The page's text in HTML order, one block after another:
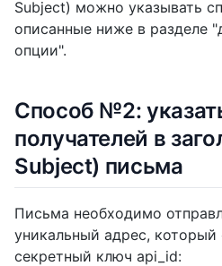
Subject) можно указывать
описанные ниже в разделе
опции".
Cпособ №2:
получателей в
Subject) письма
Письма необходимо
уникальный адрес,
секретный ключ api_id: